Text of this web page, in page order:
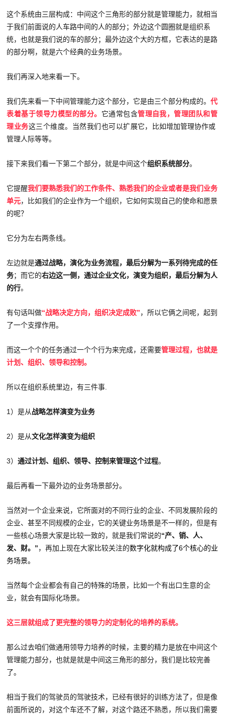
这个系统由三层构成：中间这个三角形的部分就是管理能力，就相当
于我们前面说的人车路中间的人的部分；外边这个圆圈就是组织系
统，也就是我们说的车的部分；最外边这个大的方框，它表达的是路
的部分啊，就是六个经典的业务场景。
我们再深入地来看一下。
我们先来看一下中间管理能力这个部分，它是由三个部分构成的。代
表着基于领导力模型的部分。 它通常包含管理自我，管理团队和管
理业务这三个维度。 当然我们也可以扩展它，
比如增加管理协作或
管理人际等等。
接下来我们看一下第二个部分，就是中间这个组织系统部分。
它提醒我们要熟悉我们的工作条件、熟悉我们的企业或者是我们业务
单元，比如我们的企业作为一个组织，它如何实现自己的使命和愿景
的呢？
它分为左右两条线。
左边就是通过战略，演化为业务流程，最后分解为一系列待完成的任
务；而它的右边这一侧，通过企业文化，演变为组织，最后分解为人
的行。
有句话叫做“战略决定方向，组织决定成败”，所以它俩之间呢，起到
了一个支撑作用。
而这一个个的任务通过一个个行为来完成，还需要管理过程，也就是
计划、组织、领导和控制。
所以在组织系统里边，有三件事.
1）是从战略怎样演变为业务
2）是从文化怎样演变为组织
3）通过计划、组织、领导、控制来管理这个过程。
最后再看一下最外边的业务场景部分。
当然对一个企业来说，它所面对的不同行业的企业、不同发展阶段的
企业、甚至不同规模的企业，它的关键业务场景是不一样的，但是有
一些核心场景大家是比较一致的，就是我们常说的“产、销、人、
发、财。”，再加上现在大家比较关注的数字化就构成了6个核心的业
务场景。
当然每个企业都会有自己的特殊的场景，比如一个有出口生意的企
业，就会有国际化场景。
这三层就组成了更完整的领导力的定制化的培养的系统。
那么过去咱们做通用领导力培养的时候，主要的精力是放在中间这个
管理能力部分，也就是就是中间这三角形的部分，我们是比较完善
了。
相当于我们的驾驶员的驾驶技术，已经有很好的训练方法了，但是像
前面所说的，对这个车还不了解，对这个路还不熟悉，所以我们需要